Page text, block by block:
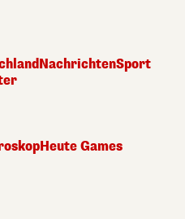
NachrichtenSport
Heute Games